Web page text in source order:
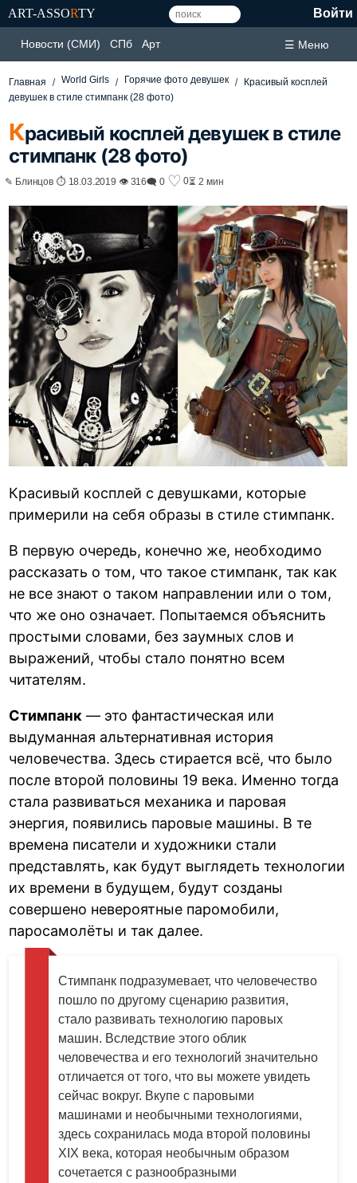
ART-ASSORTY Войти
Новости (СМИ) СПб Арт ☰ Меню
Главная World Girls Горячие фото девушек
Красивый косплей
девушек в стиле стимпанк (28 фото)
Красивый косплей девушек в стиле
стимпанк (28 фото)
✎ Блинцов ⏱ 18.03.2019 👁 316🗨 0 ♡ 0⏳ 2 мин
Красивый косплей с девушками, которые
примерили на себя образы в стиле стимпанк.
В первую очередь, конечно же, необходимо
рассказать о том, что такое стимпанк, так как
не все знают о таком направлении или о том,
что же оно означает. Попытаемся объяснить
простыми словами, без заумных слов и
выражений, чтобы стало понятно всем
читателям.
Стимпанк — это фантастическая или
выдуманная альтернативная история
человечества. Здесь стирается всё, что было
после второй половины 19 века. Именно тогда
стала развиваться механика и паровая
энергия, появились паровые машины. В те
времена писатели и художники стали
представлять, как будут выглядеть технологии
их времени в будущем, будут созданы
совершено невероятные паромобили,
паросамолёты и так далее.
Стимпанк подразумевает, что человечество
пошло по другому сценарию развития,
стало развивать технологию паровых
машин. Вследствие этого облик
человечества и его технологий значительно
отличается от того, что вы можете увидеть
сейчас вокруг. Вкупе с паровыми
машинами и необычными технологиями,
здесь сохранилась мода второй половины
XIX века, которая необычным образом
сочетается с разнообразными